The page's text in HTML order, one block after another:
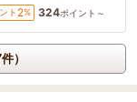
ト 2% 324ポイント～
）